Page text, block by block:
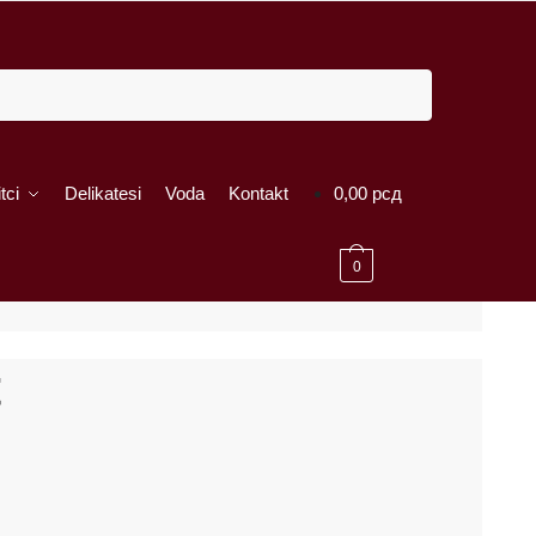
Delikatesi Voda Kontakt 0,00 рсд
0